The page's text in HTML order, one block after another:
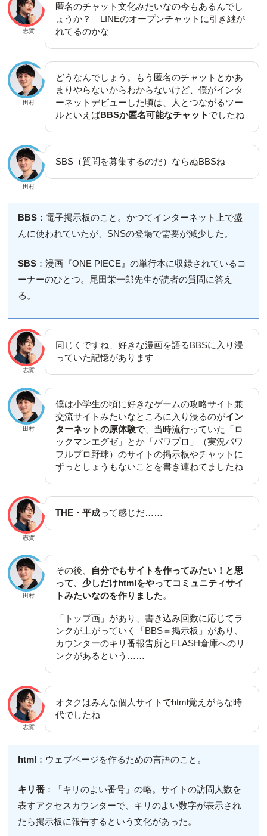
志賀
匿名のチャット文化みたいなの今もあるんでし
ょうか？ LINEのオープンチャットに引き継が
れてるのかな
田村
どうなんでしょう。もう匿名のチャットとかあ
まりやらないからわからないけど、僕がインタ
ーネットデビューした頃は、人とつながるツー
ルといえばBBSか匿名可能なチャット でしたね
田村
SBS（質問を募集するのだ）ならぬBBSね
BBS：電子掲示板のこと。かつてインターネット上で盛
んに使われていたが、SNSの登場で需要が減少した。
SBS：漫画『ONE PIECE』の単行本に収録されているコ
ーナーのひとつ。尾田栄一郎先生が読者の質問に答え
る。
志賀
同じくですね、好きな漫画を語るBBSに入り浸
っていた記憶があります
田村
僕は小学生の頃に好きなゲームの攻略サイト兼
交流サイトみたいなところに入り浸るのがイン
ターネットの原体験で、当時流行っていた「ロ
ックマンエグゼ」とか「パワプロ」（実況パワ
フルプロ野球）のサイトの掲示板やチャットに
ずっとしょうもないことを書き連ねてましたね
志賀
THE・平成って感じだ……
田村
その後、
自分でもサイトを作ってみたい！と思
って、少しだけhtmlをやってコミュニティサイ
トみたいなのを作りました。
「トップ画」があり、書き込み回数に応じてラ
ンクが上がっていく「BBS＝掲示板」があり、
カウンターのキリ番報告所とFLASH倉庫へのリ
ンクがあるという……
志賀
オタクはみんな個人サイトでhtml覚えがちな時
代でしたね
html：ウェブページを作るための言語のこと。
キリ番：「キリのよい番号」の略。サイトの訪問人数を
表すアクセスカウンターで、キリのよい数字が表示され
たら掲示板に報告するという文化があった。